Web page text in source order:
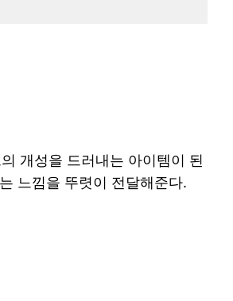
개성을 드러내는 아이템이 된
느낌을 뚜렷이 전달해준다.